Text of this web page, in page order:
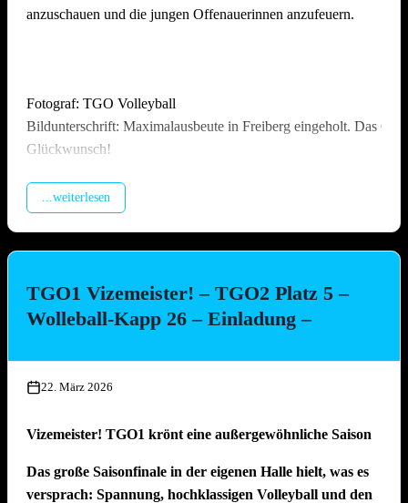
anzuschauen und die jungen Offenauerinnen anzufeuern.
Fotograf: TGO Volleyball
Bildunterschrift: Maximalausbeute in Freiberg eingeholt. Das
Glückwunsch!
...weiterlesen
TGO1 Vizemeister! – TGO2 Platz 5 –
Wolleball-Kapp 26 – Einladung –
22. März 2026
Vizemeister! TGO1 krönt eine außergewöhnliche Saison
Das große Saisonfinale in der eigenen Halle hielt, was es
versprach: Spannung, hochklassigen Volleyball und den